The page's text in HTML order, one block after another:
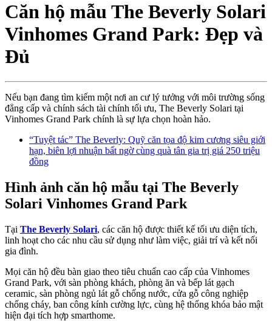
Căn hộ mẫu The Beverly Solari
Vinhomes Grand Park: Đẹp và
Đủ
Nếu bạn đang tìm kiếm một nơi an cư lý tưởng với môi trường sống
đẳng cấp và chính sách tài chính tối ưu, The Beverly Solari tại
Vinhomes Grand Park chính là sự lựa chọn hoàn hảo.
“Tuyệt tác” The Beverly: Quỹ căn tọa độ kim cương siêu giới
hạn, biên lợi nhuận bất ngờ cùng quà tân gia trị giá 250 triệu
đồng
Hình ảnh căn hộ mẫu tại The Beverly
Solari Vinhomes Grand Park
Tại The Beverly Solari, các căn hộ được thiết kế tối ưu diện tích,
linh hoạt cho các nhu cầu sử dụng như làm việc, giải trí và kết nối
gia đình.
Mọi căn hộ đều bàn giao theo tiêu chuẩn cao cấp của Vinhomes
Grand Park, với sàn phòng khách, phòng ăn và bếp lát gạch
ceramic, sàn phòng ngủ lát gỗ chống nước, cửa gỗ công nghiệp
chống cháy, ban công kính cường lực, cùng hệ thống khóa bảo mật
hiện đại tích hợp smarthome.